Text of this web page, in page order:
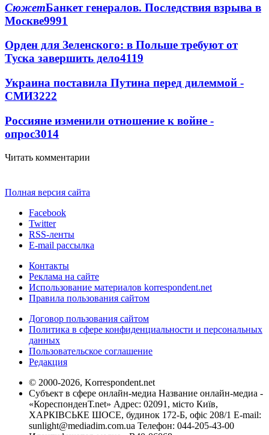
СюжетБанкет генералов. Последствия взрыва в
Москве9991
Орден для Зеленского: в Польше требуют от
Туска завершить дело4119
Украина поставила Путина перед дилеммой -
СМИ3222
Россияне изменили отношение к войне -
опрос3014
Читать комментарии
Полная версия сайта
Facebook
Twitter
RSS-ленты
E-mail рассылка
Контакты
Реклама на сайте
Использование материалов korrespondent.net
Правила пользования сайтом
Договор пользования сайтом
Политика в сфере конфиденциальности и персональных
данных
Пользовательское соглашение
Редакция
© 2000-2026, Korrespondent.net
Субъект в сфере онлайн-медиа Название онлайн-медиа -
«КореспонденТ.net» Адрес: 02091, місто Київ,
ХАРКІВСЬКЕ ШОСЕ, будинок 172-Б, офіс 208/1 E-mail:
sunlight@mediadim.com.ua Телефон: 044-205-43-00